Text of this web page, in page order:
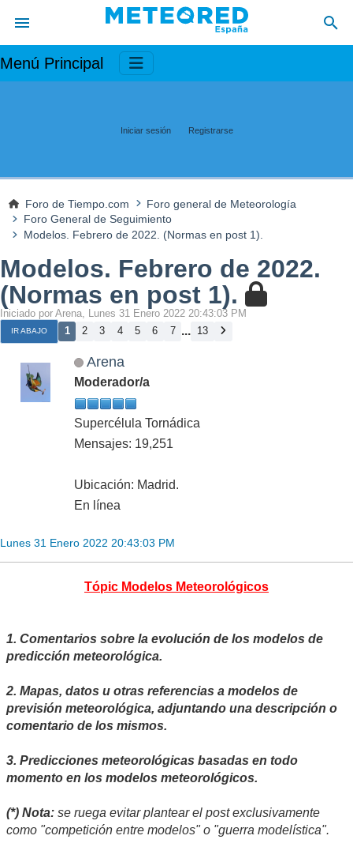
Menú Principal
Iniciar sesión Registrarse
Foro de Tiempo.com
Foro general de Meteorología
Foro General de Seguimiento
Modelos. Febrero de 2022. (Normas en post 1).
Modelos. Febrero de 2022.
(Normas en post 1).
Iniciado por Arena, Lunes 31 Enero 2022 20:43:03 PM
IR ABAJO 1 2 3 4 5 6 7 ... 13
Arena
Moderador/a
Supercélula Tornádica
Mensajes: 19,251
Ubicación: Madrid.
En línea
Lunes 31 Enero 2022 20:43:03 PM
Tópic Modelos Meteorológicos
1. Comentarios sobre la evolución de los modelos de
predicción meteorológica.
2. Mapas, datos u otras referencias a modelos de
previsión meteorológica, adjuntando una descripción o
comentario de los mismos.
3. Predicciones meteorológicas basadas en todo
momento en los modelos meteorológicos.
(*) Nota: se ruega evitar plantear el post exclusivamente
como "competición entre modelos" o "guerra modelística".